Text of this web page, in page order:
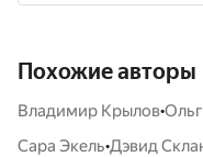
Похожие авторы
Владимир Крылов•
Сара Экель•Дэвид